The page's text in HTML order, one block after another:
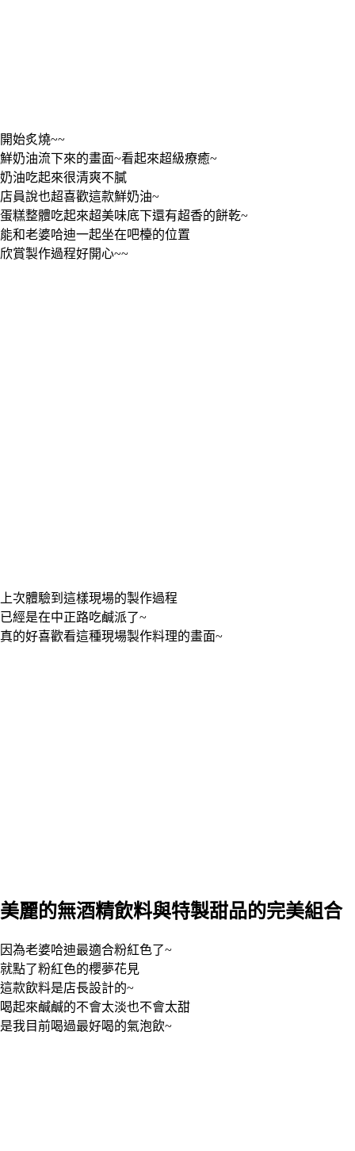
開始炙燒~~
鮮奶油流下來的畫面~看起來超級療癒~
奶油吃起來很清爽不膩
店員說也超喜歡這款鮮奶油~
蛋糕整體吃起來超美味底下還有超香的餅乾~
能和老婆哈迪一起坐在吧檯的位置
欣賞製作過程好開心~~
上次體驗到這樣現場的製作過程
已經是在中正路吃鹹派了~
真的好喜歡看這種現場製作料理的畫面~
美麗的無酒精飲料與特製甜品的完美組合
因為老婆哈迪最適合粉紅色了~
就點了粉紅色的櫻夢花見
這款飲料是店長設計的~
喝起來鹹鹹的不會太淡也不會太甜
是我目前喝過最好喝的氣泡飲~